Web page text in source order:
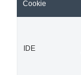
Cookie
IDE